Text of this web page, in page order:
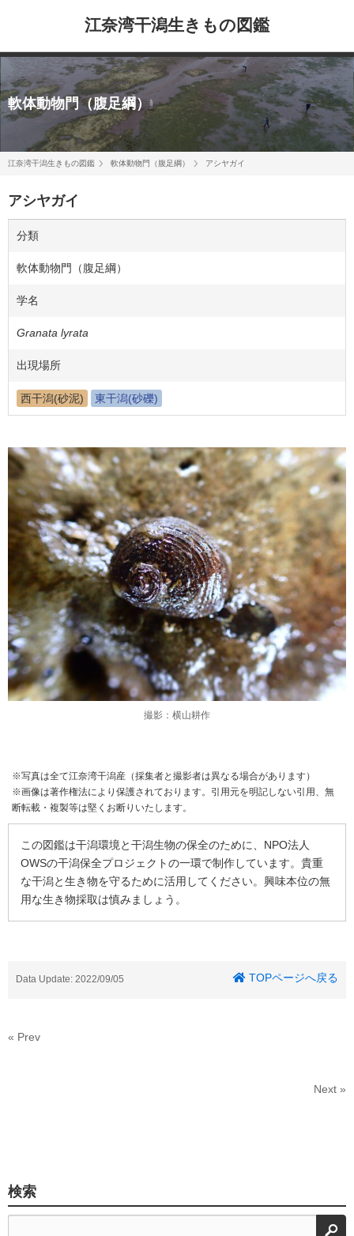
江奈湾干潟生きもの図鑑
軟体動物門（腹足綱）
江奈湾干潟生きもの図鑑 軟体動物門（腹足綱） アシヤガイ
アシヤガイ
分類
軟体動物門（腹足綱）
学名
Granata lyrata
出現場所
西干潟(砂泥) 東干潟(砂礫)
撮影：横山耕作
※写真は全て江奈湾干潟産（採集者と撮影者は異なる場合があります）
※画像は著作権法により保護されております。引用元を明記しない引用、無
断転載・複製等は堅くお断りいたします。
この図鑑は干潟環境と干潟生物の保全のために、NPO法人
OWSの干潟保全プロジェクトの一環で制作しています。貴重
な干潟と生き物を守るために活用してください。興味本位の無
用な生き物採取は慎みましょう。
Data Update: 2022/09/05 TOPページへ戻る
« Prev
Next »
検索
検